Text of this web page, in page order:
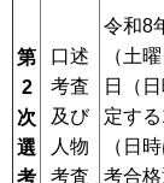
第
2
次
選
考
口述
考査
及び
人物
考査
令和8
（土
日（
定する
（日
考合